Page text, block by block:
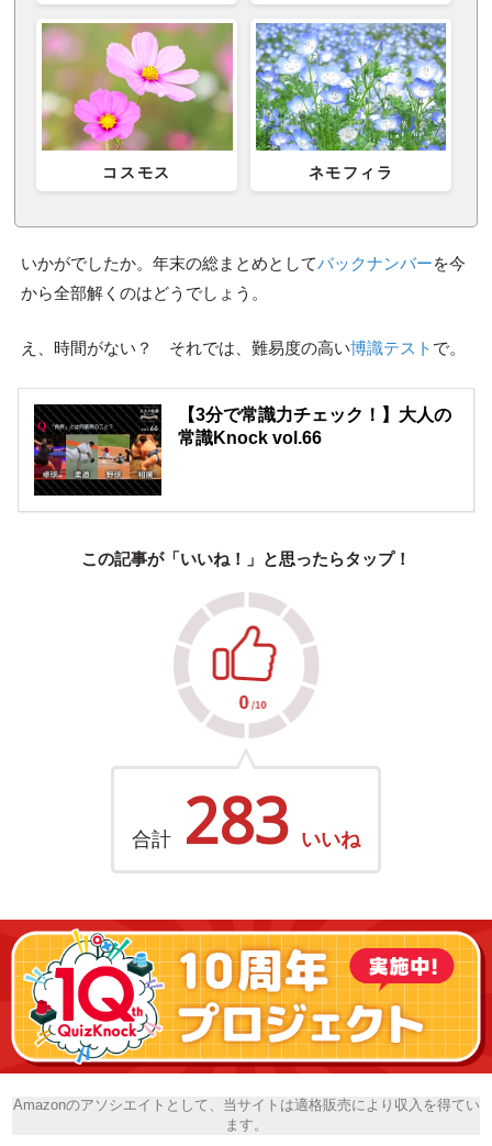
コスモス ネモフィラ
いかがでしたか。年末の総まとめとしてバックナンバーを今
から全部解くのはどうでしょう。
え、時間がない？ それでは、難易度の高い博識テスト で。
【3分で常識力チェック！】大人の
常識Knock vol.66
この記事が「いいね！」と思ったらタップ！
合計 283 いいね
Amazonのアソシエイトとして、当サイトは適格販売により収入を得てい
ます。